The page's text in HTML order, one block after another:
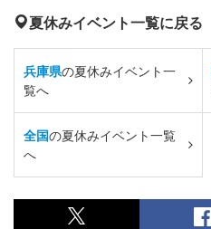
夏休みイベント一覧に戻る
兵庫県の夏休みイベント一
覧へ
全国の夏休みイベント一覧
へ